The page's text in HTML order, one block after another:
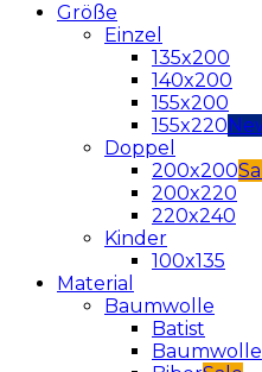
Größe
Einzel
135x200
140x200
155x200
155x220
Doppel
200x200
200x220
220x240
Kinder
100x135
Material
Baumwolle
Batist
Baumwolle